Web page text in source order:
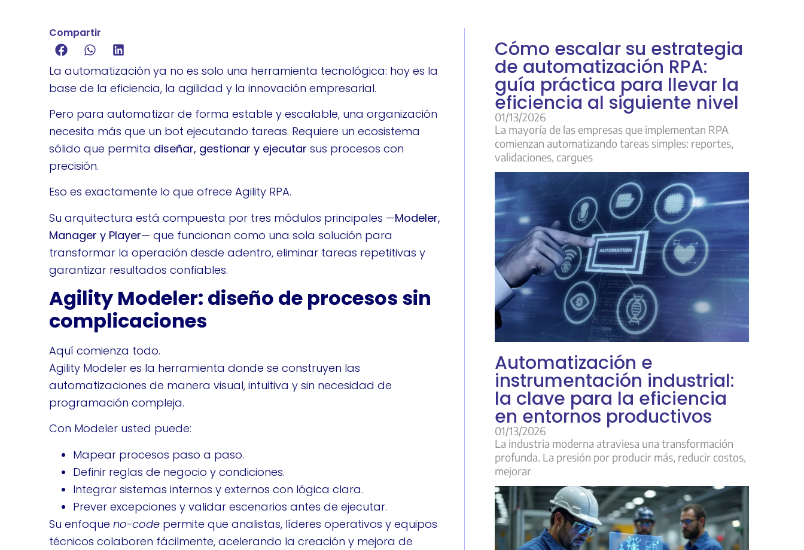
Compartir
La automatización ya no es solo una herramienta tecnológica: hoy es la
base de la eficiencia, la agilidad y la innovación empresarial.
Pero para automatizar de forma estable y escalable, una organización
necesita más que un bot ejecutando tareas. Requiere un ecosistema
sólido que permita diseñar, gestionar y ejecutar sus procesos con
precisión.
Eso es exactamente lo que ofrece Agility RPA.
Su arquitectura está compuesta por tres módulos principales —Modeler,
Manager y Player— que funcionan como una sola solución para
transformar la operación desde adentro, eliminar tareas repetitivas y
garantizar resultados confiables.
Agility Modeler: diseño de procesos sin
complicaciones
Aquí comienza todo.
Agility Modeler es la herramienta donde se construyen las
automatizaciones de manera visual, intuitiva y sin necesidad de
programación compleja.
Con Modeler usted puede:
Mapear procesos paso a paso.
Definir reglas de negocio y condiciones.
Integrar sistemas internos y externos con lógica clara.
Prever excepciones y validar escenarios antes de ejecutar.
Su enfoque no-code permite que analistas, líderes operativos y equipos
técnicos colaboren fácilmente, acelerando la creación y mejora de
Cómo escalar su estrategia
de automatización RPA:
guía práctica para llevar la
eficiencia al siguiente nivel
01/13/2026
La mayoría de las empresas que implementan RPA
comienzan automatizando tareas simples: reportes,
validaciones, cargues
Automatización e
instrumentación industrial:
la clave para la eficiencia
en entornos productivos
01/13/2026
La industria moderna atraviesa una transformación
profunda. La presión por producir más, reducir costos,
mejorar